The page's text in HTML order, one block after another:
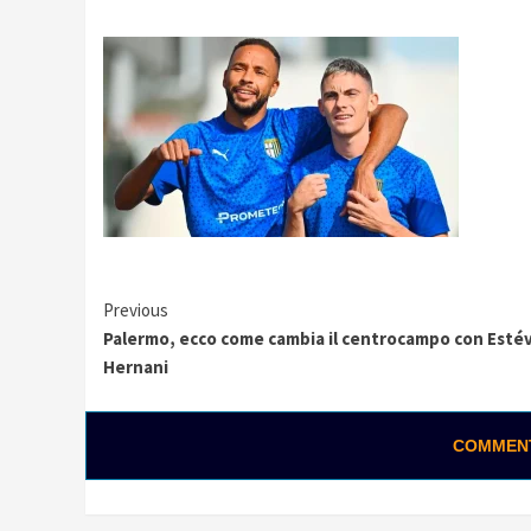
Continue
Reading
Previous
Palermo, ecco come cambia il centrocampo con
Hernani